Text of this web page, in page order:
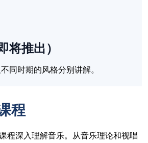
将推出）
同时期的风格分别讲解。
程
程深入理解音乐。从音乐理论和视唱